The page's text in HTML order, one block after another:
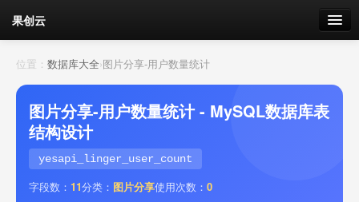
果创云
数据表单
API接口
云存储
流量 剩余接口流量
位置： 数据库大全›图片分享-用户数量统计
图片分享-用户数量统计 - MySQL数据库表
结构设计
yesapi_linger_user_count
字段数： 11分类： 图片分享使用次数： 0